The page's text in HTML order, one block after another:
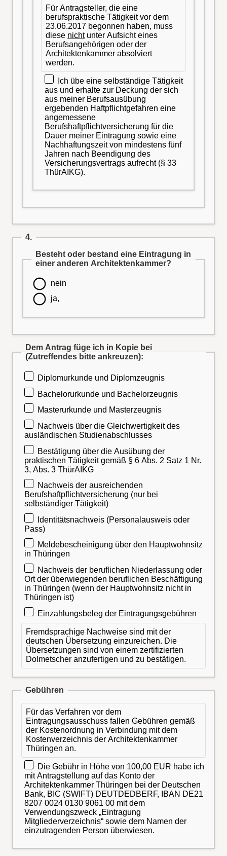
Für Antragsteller, die eine
berufspraktische Tätigkeit vor dem
23.06.2017 begonnen haben, muss
diese nichtunter Aufsicht eines
Berufsangehörigen oder der
Architektenkammer absolviert
werden.
Ich übe eine selbständige Tätigkeit
aus und erhalte zur Deckung der sich
aus meiner Berufsausübung
ergebenden Haftpflichtgefahren eine
angemessene
Berufshaftpflichtversicherung für die
Dauer meiner Eintragung sowie eine
Nachhaftungszeit von mindestens fünf
Jahren nach Beendigung des
Versicherungsvertrags aufrecht (§ 33
ThürAIKG).
4.
Besteht oder bestand eine Eintragung in
einer anderen Architektenkammer?
nein
ja,
Dem Antrag füge ich in Kopie bei
(Zutreffendes bitte ankreuzen):
Diplomurkunde und Diplomzeugnis
Bachelorurkunde und Bachelorzeugnis
Masterurkunde und Masterzeugnis
Nachweis über die Gleichwertigkeit des
ausländischen Studienabschlusses
Bestätigung über die Ausübung der
praktischen Tätigkeit gemäß § 6 Abs. 2 Satz 1 Nr.
3, Abs. 3 ThürAIKG
Nachweis der ausreichenden
Berufshaftpflichtversicherung (nur bei
selbständiger Tätigkeit)
Identitätsnachweis (Personalausweis oder
Pass)
Meldebescheinigung über den Hauptwohnsitz
in Thüringen
Nachweis der beruflichen Niederlassung oder
Ort der überwiegenden beruflichen Beschäftigung
in Thüringen (wenn der Hauptwohnsitz nicht in
Thüringen ist)
Einzahlungsbeleg der Eintragungsgebühren
Fremdsprachige Nachweise sind mit der
deutschen Übersetzung einzureichen. Die
Übersetzungen sind von einem zertifizierten
Dolmetscher anzufertigen und zu bestätigen.
Gebühren
Für das Verfahren vor dem
Eintragungsausschuss fallen Gebühren gemäß
der Kostenordnung in Verbindung mit dem
Kostenverzeichnis der Architektenkammer
Thüringen an.
Die Gebühr in Höhe von 100,00 EUR habe ich
mit Antragstellung auf das Konto der
Architektenkammer Thüringen bei der Deutschen
Bank, BIC (SWIFT) DEUTDEDBERF, IBAN DE21
8207 0024 0130 9061 00 mit dem
Verwendungszweck „Eintragung
Mitgliederverzeichnis“ sowie dem Namen der
einzutragenden Person überwiesen.